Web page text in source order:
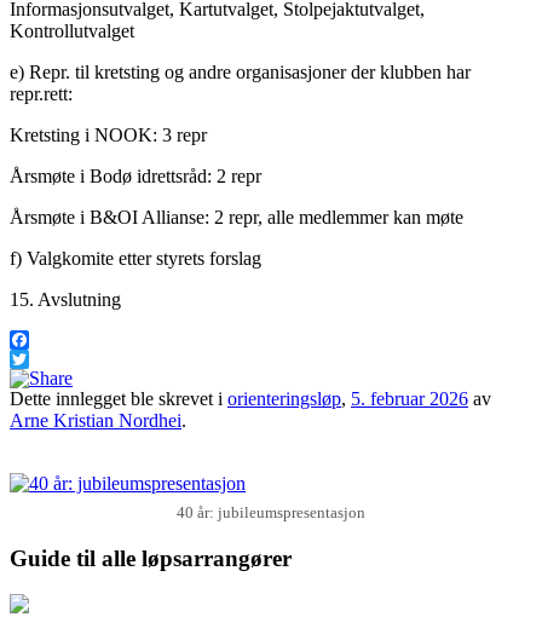
Informasjonsutvalget, Kartutvalget, Stolpejaktutvalget,
Kontrollutvalget
e) Repr. til kretsting og andre organisasjoner der klubben har
repr.rett:
Kretsting i NOOK: 3 repr
Årsmøte i Bodø idrettsråd: 2 repr
Årsmøte i B&OI Allianse: 2 repr, alle medlemmer kan møte
f) Valgkomite etter styrets forslag
15. Avslutning
Facebook
Twitter
Dette innlegget ble skrevet i orienteringsløp, 5. februar 2026 av
Arne Kristian Nordhei.
40 år: jubileumspresentasjon
Guide til alle løpsarrangører